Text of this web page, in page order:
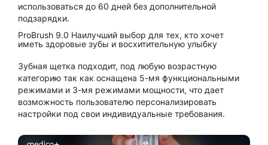
использоваться до 60 дней без дополнительной
подзарядки.
ProBrush 9.0 Наилучший выбор для тех, кто хочет
иметь здоровые зубы и восхитительную улыбку
Зубная щетка подходит, под любую возрастную
категорию так как оснащена 5-мя функциональными
режимами и 3-мя режимами мощности, что дает
возможность пользователю персонализировать
настройки под свои индивидуальные требования.